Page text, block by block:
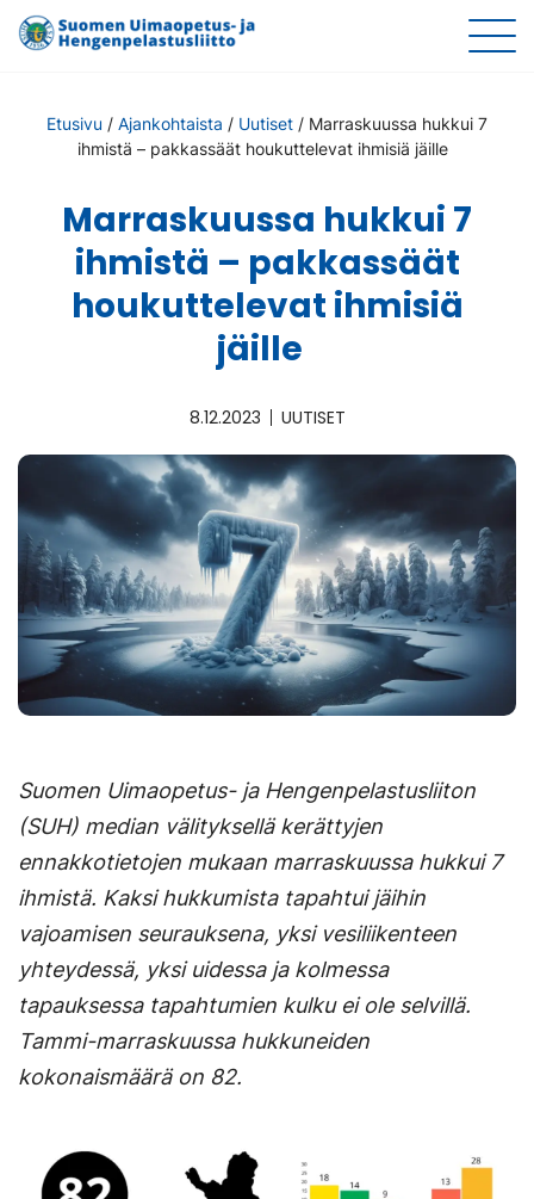
Etusivu / Ajankohtaista / Uutiset / Marraskuussa hukkui 7
ihmistä – pakkassäät houkuttelevat ihmisiä jäille
Marraskuussa hukkui 7
ihmistä – pakkassäät
houkuttelevat ihmisiä
jäille
8.12.2023 UUTISET
Suomen Uimaopetus- ja Hengenpelastusliiton
(SUH) median välityksellä kerättyjen
ennakkotietojen mukaan marraskuussa hukkui 7
ihmistä. Kaksi hukkumista tapahtui jäihin
vajoamisen seurauksena, yksi vesiliikenteen
yhteydessä, yksi uidessa ja kolmessa
tapauksessa tapahtumien kulku ei ole selvillä.
Tammi-marraskuussa hukkuneiden
kokonaismäärä on 82.